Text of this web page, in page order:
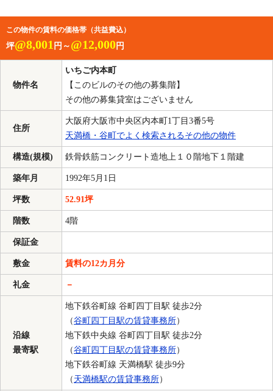
この物件の賃料の価格帯（共益費込）
坪@8,001 円～ @12,000 円
物件名
いちご内本町
【このビルのその他の募集階】
その他の募集貸室はございません
住所
大阪府大阪市中央区内本町1丁目3番5号
天満橋・谷町でよく検索されるその他の物件
構造(規模) 鉄骨鉄筋コンクリート造地上１０階地下１階建
築年月 1992年5月1日
坪数 52.91坪
階数 4階
保証金
敷金 賃料の12カ月分
礼金 －
沿線
最寄駅
地下鉄谷町線 谷町四丁目駅 徒歩2分
（谷町四丁目駅の賃貸事務所）
地下鉄中央線 谷町四丁目駅 徒歩2分
（谷町四丁目駅の賃貸事務所）
地下鉄谷町線 天満橋駅 徒歩9分
（ 天満橋駅の賃貸事務所）